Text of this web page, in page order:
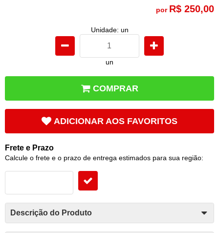
por R$ 250,00
Unidade: un
un
COMPRAR
ADICIONAR AOS FAVORITOS
Frete e Prazo
Calcule o frete e o prazo de entrega estimados para sua região:
Descrição do Produto